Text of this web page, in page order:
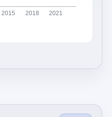
2015 2018 2021